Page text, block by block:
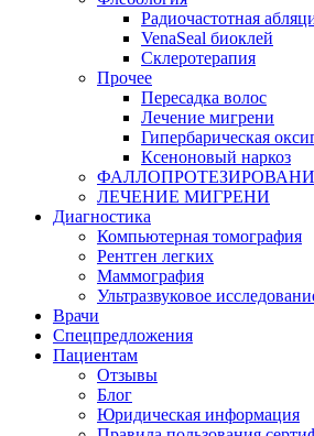
Радиочастотная
VenaSeal биоклей
Склеротерапия
Прочее
Пересадка волос
Лечение мигрени
Гипербарическая
Ксеноновый наркоз
ЛЕЧЕНИЕ МИГРЕНИ
Диагностика
Компьютерная томография
Рентген легких
Маммография
Ультразвуковое
Врачи
Спецпредложения
Пациентам
Отзывы
Блог
Юридическая информация